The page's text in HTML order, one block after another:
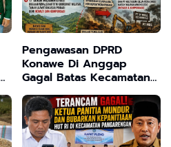
Pengawasan DPRD
Konawe Di Anggap
Gagal Batas Kecamatan
Pondidaha - Amonggedo
Tak Terselesaikan, Tanah
Ulayat Jadi Korban